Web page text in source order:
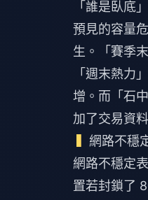
「誰是臥底
預見的容量
生。「賽季
「週末熱力
增。而「石
加了交易資
網路不穩
網路不穩定
置若封鎖了